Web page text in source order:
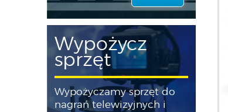
Wypożycz
sprzęt
Wypożyczamy sprzęt do
nagrań telewizyjnych i